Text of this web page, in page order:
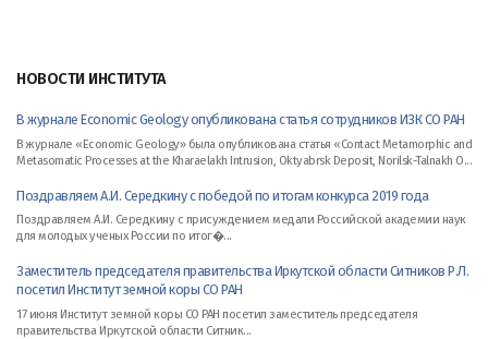
НОВОСТИ ИНСТИТУТА
В журнале Economic Geology опубликована статья сотрудников ИЗК СО РАН
В журнале «Economic Geology» была опубликована статья «Contact Metamorphic and
Metasomatic Processes at the Kharaelakh Intrusion, Oktyabrsk Deposit, Norilsk-Talnakh O...
Поздравляем А.И. Середкину с победой по итогам конкурса 2019 года
Поздравляем А.И. Середкину с присуждением медали Российской академии наук
для молодых ученых России по итог�...
Заместитель председателя правительства Иркутской области Ситников Р.Л.
посетил Институт земной коры СО РАН
17 июня Институт земной коры СО РАН посетил заместитель председателя
правительства Иркутской области Ситник...